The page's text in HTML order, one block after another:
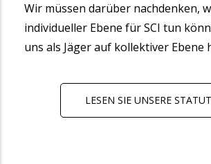
Wir müssen darüber nachdenken,
individueller Ebene für SCI tun
uns als Jäger auf kollektiver Ebene
LESEN SIE UNSERE